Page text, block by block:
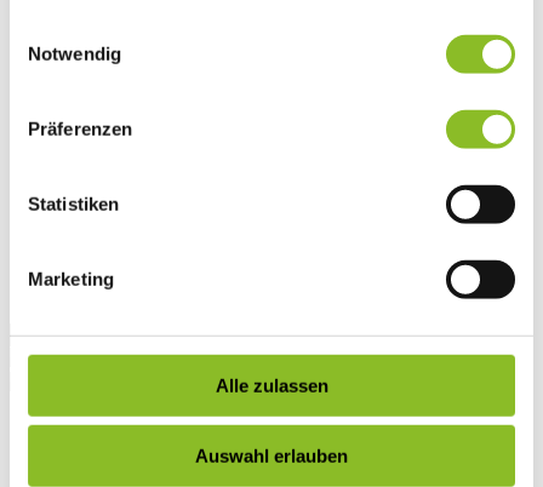
Notwendig
Präferenzen
Statistiken
Marketing
Alle zulassen
Auswahl erlauben
Wige Frastanz
Tourismus
Startseite